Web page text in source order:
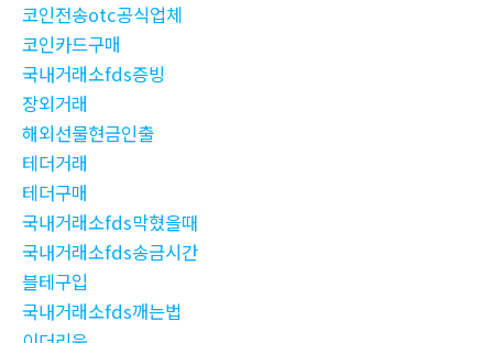
코인전송otc공식업체
코인카드구매
국내거래소fds증빙
장외거래
해외선물현금인출
테더거래
테더구매
국내거래소fds막혔을때
국내거래소fds송금시간
블테구입
국내거래소fds깨는법